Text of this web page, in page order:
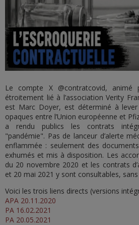
Le compte X @contratcovid,
étroitement lié à l’association Verity
est Marc Doyer, est déterminé à
opaques entre l’Union européenne et
a rendu publics les contrats
"pandémie". Pas de lanceur d’alerte
enflammée : seulement des
exhumés et mis à disposition. Les
du 20 novembre 2020 et les contrats
et 20 mai 2021 y sont consultables,
Voici les trois liens directs (versions
APA 20.11.2020
PA 16.02.2021
PA 20.05.2021